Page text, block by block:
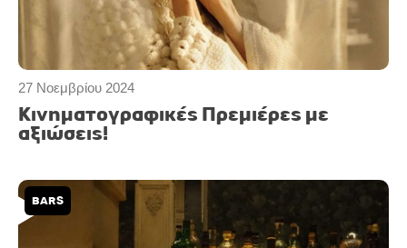
27 Νοεμβρίου 2024
Κινηματογραφικές Πρεμιέρες με
αξιώσεις!
BARS